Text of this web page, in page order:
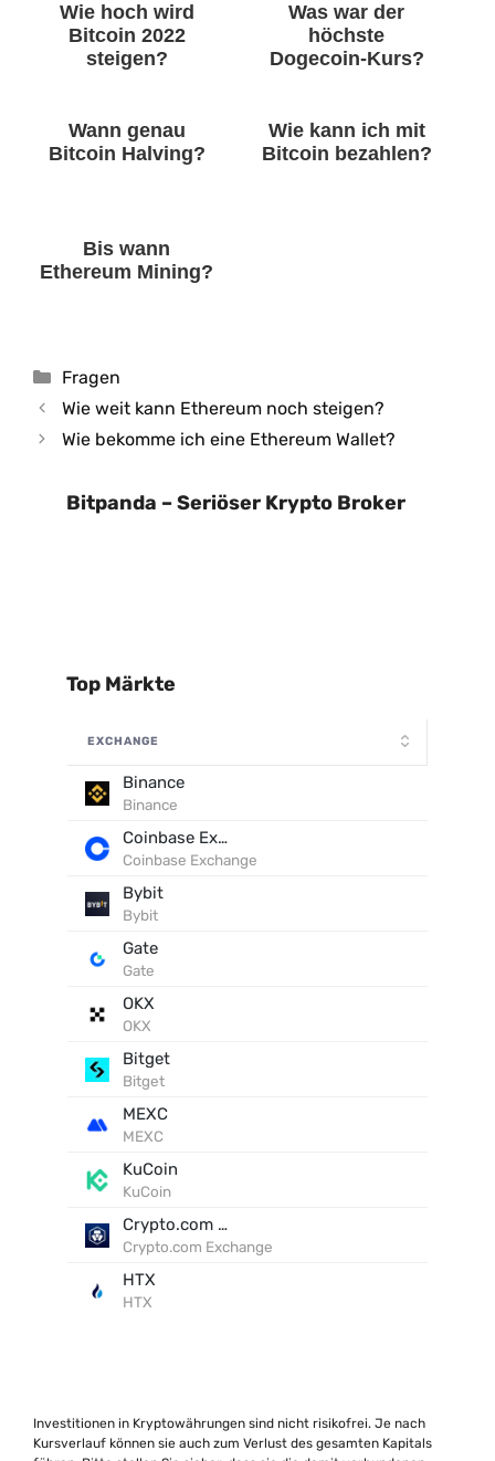
Wie hoch wird
Bitcoin 2022
steigen?
Was war der
höchste
Dogecoin-Kurs?
Wann genau
Bitcoin Halving?
Wie kann ich mit
Bitcoin bezahlen?
Bis wann
Ethereum Mining?
Kategorien
Fragen
Wie weit kann Ethereum noch steigen?
Wie bekomme ich eine Ethereum Wallet?
Bitpanda – Seriöser Krypto Broker
Top Märkte
EXCHANGE
Binance
Binance
Coinbase Exchange
Coinbase Exchange
Bybit
Bybit
Gate
Gate
OKX
OKX
Bitget
Bitget
MEXC
MEXC
KuCoin
KuCoin
Crypto.com Exchange
Crypto.com Exchange
HTX
HTX
Investitionen in Kryptowährungen sind nicht risikofrei. Je nach
Kursverlauf können sie auch zum Verlust des gesamten Kapitals